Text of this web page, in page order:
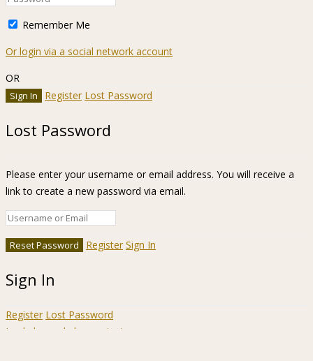
Remember Me
Or login via a social network account
OR
Register Lost Password
Lost Password
Please enter your username or email address. You will receive a
link to create a new password via email.
Register Sign In
Sign In
Register Lost Password
Ir a la barra de herramientas